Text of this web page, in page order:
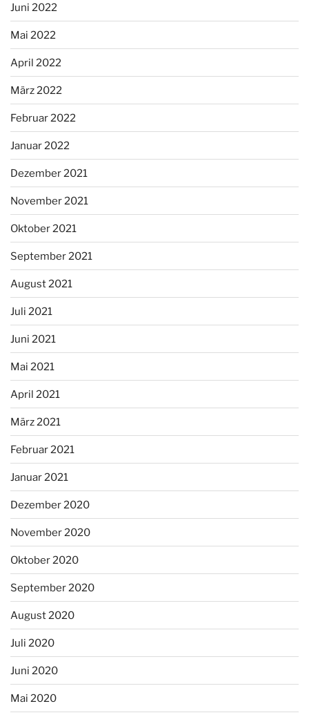
Juni 2022
Mai 2022
April 2022
März 2022
Februar 2022
Januar 2022
Dezember 2021
November 2021
Oktober 2021
September 2021
August 2021
Juli 2021
Juni 2021
Mai 2021
April 2021
März 2021
Februar 2021
Januar 2021
Dezember 2020
November 2020
Oktober 2020
September 2020
August 2020
Juli 2020
Juni 2020
Mai 2020